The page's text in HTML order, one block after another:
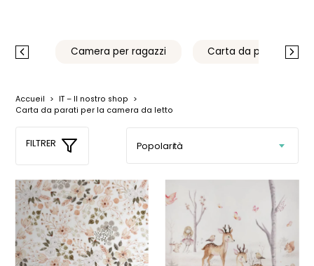
letto Camera per ragazzi Carta da parati beige
Accueil > IT – Il nostro shop >
Carta da parati per la camera da letto
FILTRER